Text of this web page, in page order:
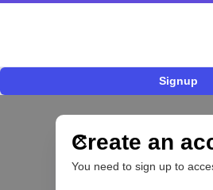
Signup
Create an
You need to sign up to
IA para automatizar la
las PYMEs
BFM 👔